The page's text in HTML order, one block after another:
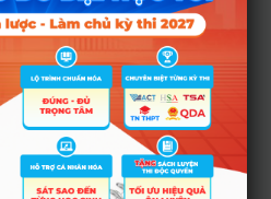
hình,
Điện ảnh
hình, Diễn
Điện ảnh
hình có
chuẩn là
trong đó
khiếu